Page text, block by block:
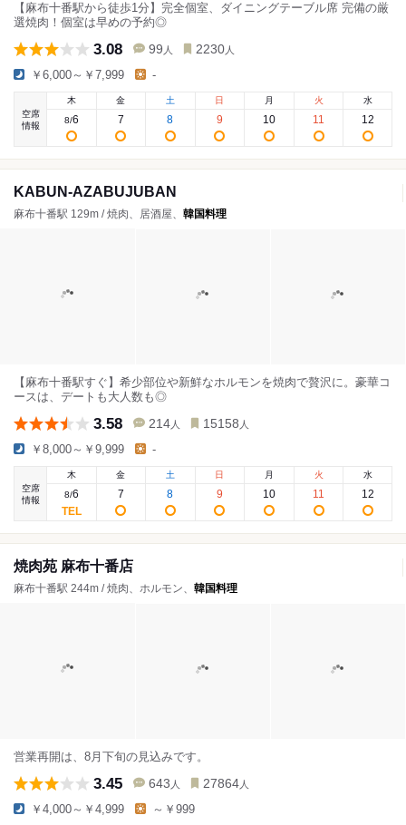
【麻布十番駅から徒歩1分】完全個室、ダイニングテーブル席 完備の厳
選焼肉！個室は早めの予約◎
3.08 99 人 2230 人
￥6,000～￥7,999 -
空席
情報
木
8/6
金
7
土
8
日
9
月
10
火
11
水
12
KABUN-AZABUJUBAN
麻布十番駅 129m / 焼肉、居酒屋、 韓国料理
【麻布十番駅すぐ】希少部位や新鮮なホルモンを焼肉で贅沢に。豪華コ
ースは、デートも大人数も◎
3.58 214 人 15158 人
￥8,000～￥9,999 -
空席
情報
木
8/6
金
7
土
8
日
9
月
10
火
11
水
12
焼肉苑 麻布十番店
麻布十番駅 244m / 焼肉、ホルモン、 韓国料理
営業再開は、8月下旬の見込みです。
3.45 643 人 27864 人
￥4,000～￥4,999 ～￥999